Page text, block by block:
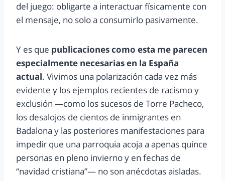
del juego: obligarte a interactuar físicamente con
el mensaje, no solo a consumirlo pasivamente.
Y es que publicaciones como esta me parecen
especialmente necesarias en la España
actual. Vivimos una polarización cada vez más
evidente y los ejemplos recientes de racismo y
exclusión —como los sucesos de Torre Pacheco,
los desalojos de cientos de inmigrantes en
Badalona y las posteriores manifestaciones para
impedir que una parroquia acoja a apenas quince
personas en pleno invierno y en fechas de
“navidad cristiana”— no son anécdotas aisladas.